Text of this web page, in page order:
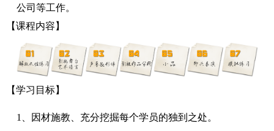
公司等工作。
【课程内容】
【学习目标】
1、因材施教、充分挖掘每个学员的独到之处。